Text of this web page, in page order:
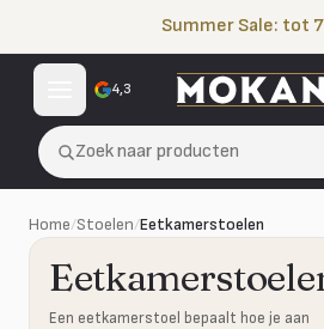
Summer Sale: tot
4,3
Zoek naar producten
Home/Stoelen/Eetkamerstoelen
Een eetkamerstoel bepaalt hoe je aan